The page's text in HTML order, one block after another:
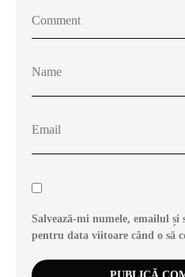
Salvează-mi numele, emailul
pentru data viitoare când o să